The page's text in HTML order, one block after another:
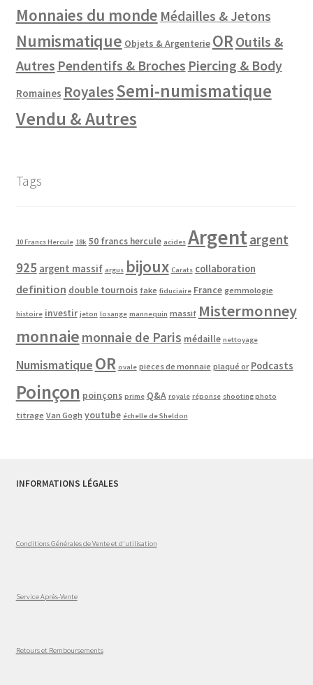
Monnaies du monde Médailles & Jetons
Numismatique Objets & Argenterie OR Outils &
Autres Pendentifs & Broches Piercing & Body
Romaines RoyalesSemi-numismatique
Vendu & Autres
Tags
10 Francs Hercule 18k 50 francs hercule acides Argentargent
925 argent massif argus bijoux Carats collaboration
definition double tournois fake fiduciaire France gemmologie
histoire investir jeton losange mannequin massif Mistermonney
monnaie monnaie de Paris médaille nettoyage
Numismatique OR ovale pieces de monnaie plaqué or Podcasts
Poinçon poinçons prime Q&A royale réponse shooting photo
titrage Van Gogh youtube échelle de Sheldon
INFORMATIONS LÉGALES
Conditions Générales de Vente et d'utilisation
Service Après-Vente
Retours et Remboursements